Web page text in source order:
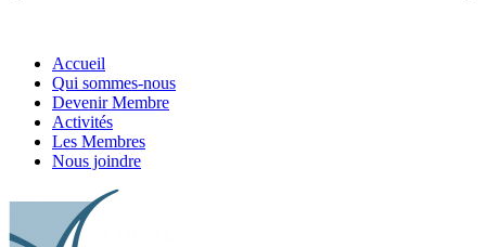
Accueil
Qui sommes-nous
Devenir Membre
Activités
Les Membres
Nous joindre